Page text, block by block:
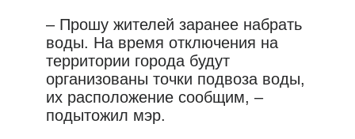
– Прошу жителей заранее набрать
воды. На время отключения на
территории города будут
организованы точки подвоза воды,
их расположение сообщим, –
подытожил мэр.